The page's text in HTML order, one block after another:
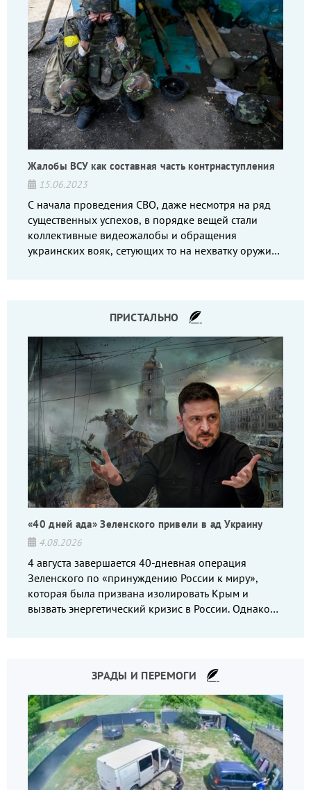
Жалобы ВСУ как составная часть контрнаступления
15.06.2023
С начала проведения СВО, даже несмотря на ряд
существенных успехов, в порядке вещей стали
коллективные видеожалобы и обращения
украинских вояк, сетующих то на нехватку оружия,
ПРИСТАЛЬНО
«40 дней ада» Зеленского привели в ад Украину
4.08.2026
4 августа завершается 40-дневная операция
Зеленского по «принуждению России к миру»,
которая была призвана изолировать Крым и
вызвать энергетический кризис в России. Однако
ЗРАДЫ И ПЕРЕМОГИ